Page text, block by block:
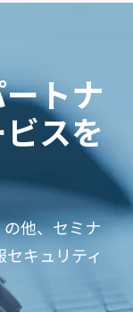
トナ
スを
他、セミナ
キュリティ